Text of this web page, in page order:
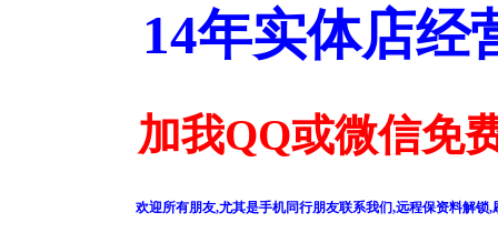
14年实体店经
加我QQ或微信免
欢迎所有朋友,尤其是手机同行朋友联系我们,远程保资料解